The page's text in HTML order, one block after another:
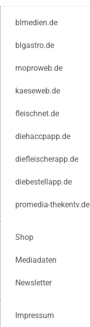
blmedien.de
blgastro.de
moproweb.de
kaeseweb.de
fleischnet.de
diehaccpapp.de
diefleischerapp.de
diebestellapp.de
promedia-thekentv.de
Shop
Mediadaten
Newsletter
Impressum